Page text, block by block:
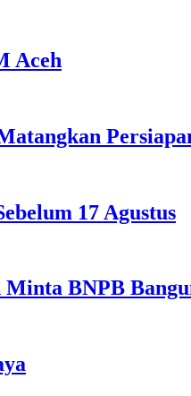
Aceh
17 Agustus
BNPB